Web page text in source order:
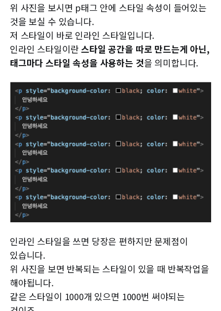
위 사진을 보시면 p태그 안에 스타일 속성이 들어있는
것을 보실 수 있습니다.
저 스타일이 바로 인라인 스타일입니다.
인라인 스타일이란스타일 공간을 따로 만드는게 아닌,
태그마다 스타일 속성을 사용하는 것을 의미합니다.
인라인 스타일을 쓰면 당장은 편하지만 문제점이
있습니다.
위 사진을 보면 반복되는 스타일이 있을 때 반복작업을
해야됩니다.
같은 스타일이 1000개 있으면 1000번 써야되는